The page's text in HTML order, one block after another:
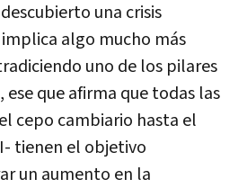
una crisis
algo mucho más
uno de los pilares
ese que afirma que todas las
cepo cambiario hasta el
tienen el objetivo
un aumento en la